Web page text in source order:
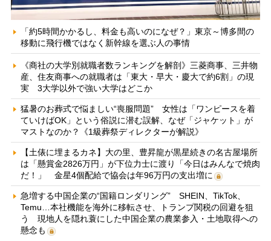
「約5時間かかるし、料金も高いのになぜ？」東京～博多間の
移動に飛行機ではなく新幹線を選ぶ人の事情
《商社の大学別就職者数ランキングを解剖》三菱商事、三井物
産、住友商事への就職者は「東大・早大・慶大で約6割」の現
実 3大学以外で強い大学はどこか
猛暑のお葬式で悩ましい“喪服問題” 女性は「ワンピースを着
ていけばOK」という俗説に潜む誤解、なぜ「ジャケット」が
マストなのか？《1級葬祭ディレクターが解説》
【土俵に埋まるカネ】大の里、豊昇龍が黒星続きの名古屋場所
は「懸賞金2826万円」が下位力士に渡り「今日はみんなで焼肉
だ！」 金星4個配給で協会は年96万円の支出増に
急増する中国企業の“国籍ロンダリング” SHEIN、TikTok、
Temu…本社機能を海外に移転させ、トランプ関税の回避を狙
う 現地人を隠れ蓑にした中国企業の農業参入・土地取得への
懸念も